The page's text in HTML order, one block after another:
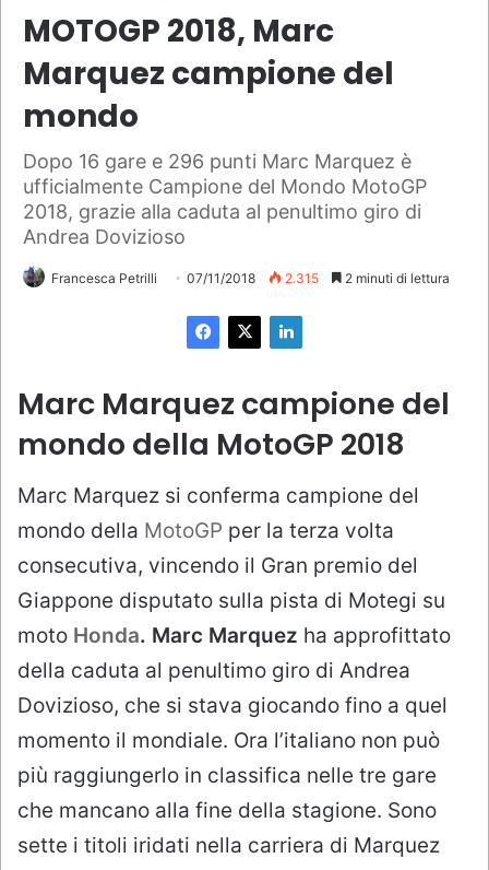
MOTOGP 2018, Marc
Marquez campione del
mondo
Dopo 16 gare e 296 punti Marc Marquez è
ufficialmente Campione del Mondo MotoGP
2018, grazie alla caduta al penultimo giro di
Andrea Dovizioso
Francesca Petrilli 07/11/2018 2.315 2 minuti di lettura
Marc Marquez campione del
mondo della MotoGP 2018
Marc Marquez si conferma campione del
mondo della MotoGP per la terza volta
consecutiva, vincendo il Gran premio del
Giappone disputato sulla pista di Motegi su
moto Honda. Marc Marquez ha approfittato
della caduta al penultimo giro di Andrea
Dovizioso, che si stava giocando fino a quel
momento il mondiale. Ora l’italiano non può
più raggiungerlo in classifica nelle tre gare
che mancano alla fine della stagione. Sono
sette i titoli iridati nella carriera di Marquez